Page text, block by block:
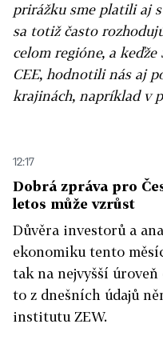
prirážku sme platili aj
sa totiž často
celom regióne, a
CEE, hodnotili nás aj
krajinách, napríklad v
12:17
Dobrá zpráva pro
letos může vzrůst
Důvěra investorů a
ekonomiku tento
tak na nejvyšší úroveň
to z dnešních údajů
institutu ZEW.